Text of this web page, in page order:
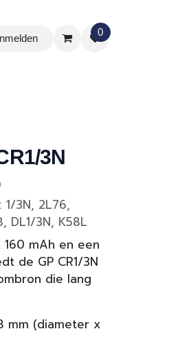
0
3N
3N, 2L76,
DL1/3N, K58L
mAh en een
de GP CR1/3N
die lang
mm (diameter x